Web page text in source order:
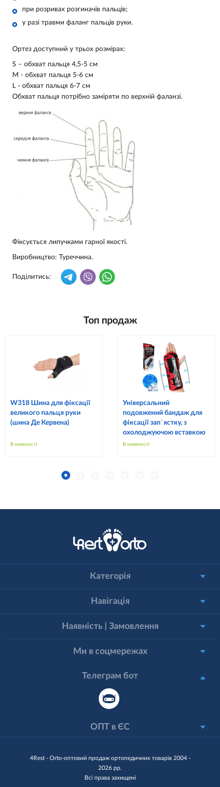
при розривах розгиначів пальців;
у разі травми фаланг пальців руки.
Ортез доступний у трьох розмірах:
S – обхват пальця 4,5-5 см
M - обхват пальця 5-6 см
L - обхват пальця 6-7 см
Обхват пальця потрібно заміряти по верхній фаланзі.
Фіксується липучками гарної якості.
Виробництво: Туреччина.
Поділитись:
Топ продаж
W318 Шина для фіксації
великого пальця руки
(шина Де Кервена)
В наявності
Універсальний
подовжений бандаж для
фіксації зап`ястку, з
охолоджуючою вставкою
В наявності
4Rest - Orto-оптовий продаж ортопедичних товарів 2004 -
2026 рр.
Всі права захищені
Категорія
Навігація
Наявність | Замовлення
Ми в соцмережах
Телеграм бот
ОПТ в ЄС